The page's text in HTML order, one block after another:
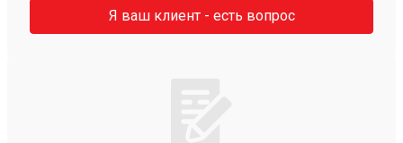
Я ваш клиент - есть вопрос